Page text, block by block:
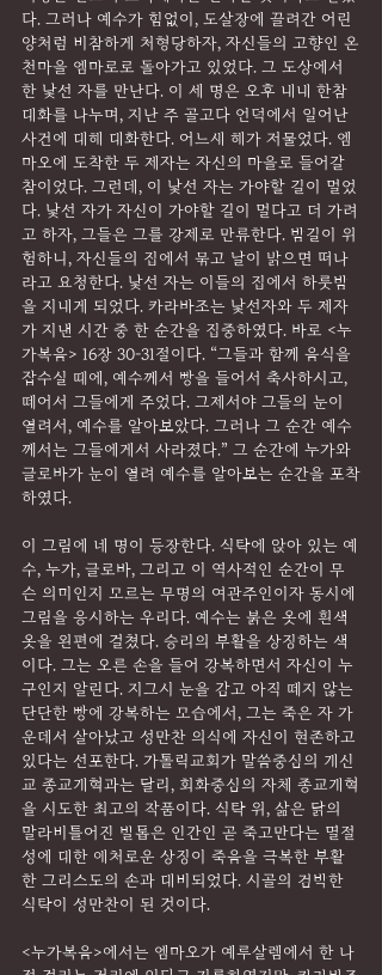
다. 그러나 예수가 힘없이, 도살장에 끌려간 어린
양처럼 비참하게 처형당하자, 자신들의 고향인 온
천마을 엠마로로 돌아가고 있었다. 그 도상에서
한 낯선 자를 만난다. 이 세 명은 오후 내내 한참
대화를 나누며, 지난 주 골고다 언덕에서 일어난
사건에 대해 대화한다. 어느새 해가 저물었다. 엠
마오에 도착한 두 제자는 자신의 마을로 들어갈
참이었다. 그런데, 이 낯선 자는 가야할 길이 멀었
다. 낯선 자가 자신이 가야할 길이 멀다고 더 가려
고 하자, 그들은 그를 강제로 만류한다. 밤길이 위
험하니, 자신들의 집에서 묶고 날이 밝으면 떠나
라고 요청한다. 낯선 자는 이들의 집에서 하룻밤
을 지내게 되었다. 카라바조는 낯선자와 두 제자
가 지낸 시간 중 한 순간을 집중하였다. 바로 <누
가복음> 16장 30-31절이다. “그들과 함께 음식을
잡수실 때에, 예수께서 빵을 들어서 축사하시고,
떼어서 그들에게 주었다. 그제서야 그들의 눈이
열려서, 예수를 알아보았다. 그러나 그 순간 예수
께서는 그들에게서 사라졌다.” 그 순간에 누가와
글로바가 눈이 열려 예수를 알아보는 순간을 포착
하였다.
이 그림에 네 명이 등장한다. 식탁에 앉아 있는 예
수, 누가, 글로바, 그리고 이 역사적인 순간이 무
슨 의미인지 모르는 무명의 여관주인이자 동시에
그림을 응시하는 우리다. 예수는 붉은 옷에 흰색
옷을 왼편에 걸쳤다. 승리의 부활을 상징하는 색
이다. 그는 오른 손을 들어 강복하면서 자신이 누
구인지 알린다. 지그시 눈을 감고 아직 떼지 않는
단단한 빵에 강복하는 모습에서, 그는 죽은 자 가
운데서 살아났고 성만찬 의식에 자신이 현존하고
있다는 선포한다. 가톨릭교회가 말씀중심의 개신
교 종교개혁과는 달리, 회화중심의 자체 종교개혁
을 시도한 최고의 작품이다. 식탁 위, 삶은 닭의
말라비틀어진 발톱은 인간인 곧 죽고만다는 멸절
성에 대한 애처로운 상징이 죽음을 극복한 부활
한 그리스도의 손과 대비되었다. 시골의 검박한
식탁이 성만찬이 된 것이다.
<누가복음>에서는 엠마오가 예루살렘에서 한 나